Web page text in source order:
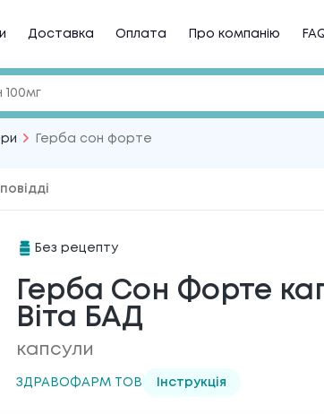
Доставка Оплата Про компанію
Герба сон форте
Без рецепту
Герба Сон Форте
Віта БАД
капсули
ЗДРАВОФАРМ ТОВ Інструкція